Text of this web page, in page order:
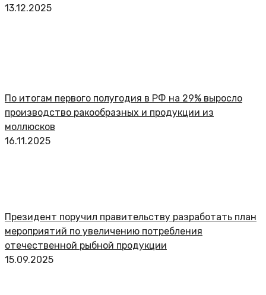
13.12.2025
По итогам первого полугодия в РФ на 29% выросло
производство ракообразных и продукции из
моллюсков
16.11.2025
Президент поручил правительству разработать план
мероприятий по увеличению потребления
отечественной рыбной продукции
15.09.2025